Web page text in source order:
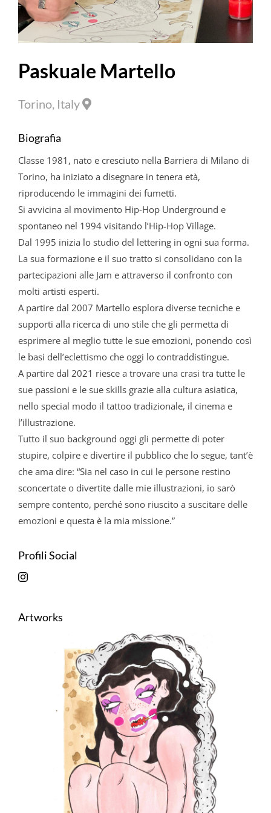
Paskuale Martello
Torino, Italy
Biografia
Classe 1981, nato e cresciuto nella Barriera di Milano di
Torino, ha iniziato a disegnare in tenera età,
riproducendo le immagini dei fumetti.
Si avvicina al movimento Hip-Hop Underground e
spontaneo nel 1994 visitando l’Hip-Hop Village.
Dal 1995 inizia lo studio del lettering in ogni sua forma.
La sua formazione e il suo tratto si consolidano con la
partecipazioni alle Jam e attraverso il confronto con
molti artisti esperti.
A partire dal 2007 Martello esplora diverse tecniche e
supporti alla ricerca di uno stile che gli permetta di
esprimere al meglio tutte le sue emozioni, ponendo così
le basi dell’eclettismo che oggi lo contraddistingue.
A partire dal 2021 riesce a trovare una crasi tra tutte le
sue passioni e le sue skills grazie alla cultura asiatica,
nello special modo il tattoo tradizionale, il cinema e
l’illustrazione.
Tutto il suo background oggi gli permette di poter
stupire, colpire e divertire il pubblico che lo segue, tant’è
che ama dire: “Sia nel caso in cui le persone restino
sconcertate o divertite dalle mie illustrazioni, io sarò
sempre contento, perché sono riuscito a suscitare delle
emozioni e questa è la mia missione.”
Profili Social
Artworks